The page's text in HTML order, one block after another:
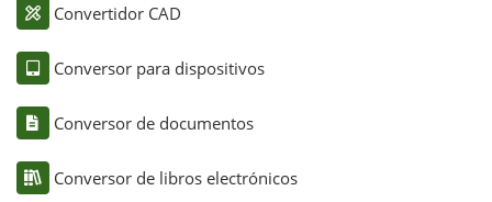
Convertidor CAD
Conversor para dispositivos
Conversor de documentos
Conversor de libros electrónicos